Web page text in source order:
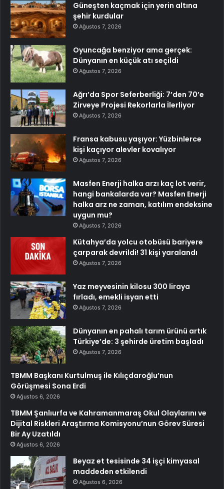
Güneşten kaçmak için yerin altına
şehir kurdular
Ağustos 7, 2026
Oyuncağa benziyor ama gerçek:
Dünyanın en küçük atı seçildi
Ağustos 7, 2026
Ağrı’da Spor Seferberliği: 7’den 70’e
Zirveye Projesi Rekorlarla İlerliyor
Ağustos 7, 2026
Fransa kabusu yaşıyor: Yüzbinlerce
kişi kaçıyor alevler kovalıyor
Ağustos 7, 2026
Masfen Enerji halka arzı kaç lot verir,
hangi bankalarda var? Masfen Enerji
halka arz ne zaman, katılım endeksine
uygun mu?
Ağustos 7, 2026
Kütahya’da yolcu otobüsü bariyere
çarparak devrildi! 31 kişi yaralandı
Ağustos 7, 2026
Yaz meyvesinin kilosu 300 liraya
fırladı, emekli isyan etti
Ağustos 7, 2026
Dünyanın en pahalı tarım ürünü artık
Türkiye’de: 3 şehirde üretim başladı
Ağustos 7, 2026
TBMM Başkanı Kurtulmuş ile Kılıçdaroğlu’nun
Görüşmesi Sona Erdi
Ağustos 6, 2026
TBMM Şanlıurfa ve Kahramanmaraş Okul Olaylarını ve
Dijital Riskleri Araştırma Komisyonu’nun Görev Süresi
Bir Ay Uzatıldı
Ağustos 6, 2026
Beyaz et tesisinde 34 işçi kimyasal
maddeden etkilendi
Ağustos 6, 2026